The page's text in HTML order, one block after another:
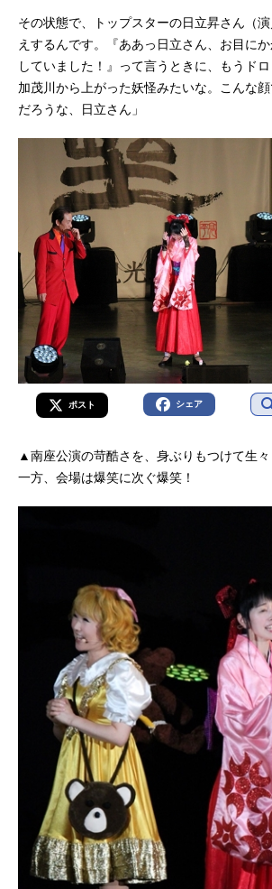
その状態で、トップスターの日立昇さん（
えするんです。『ああっ日立さん、お目に
していました！』って言うときに、もうドロ
加茂川から上がった妖怪みたいな。こんな
だろうな、日立さん」
ポスト シェア
▲南座公演の苛酷さを、身ぶりもつけて生々
一方、会場は爆笑に次ぐ爆笑！